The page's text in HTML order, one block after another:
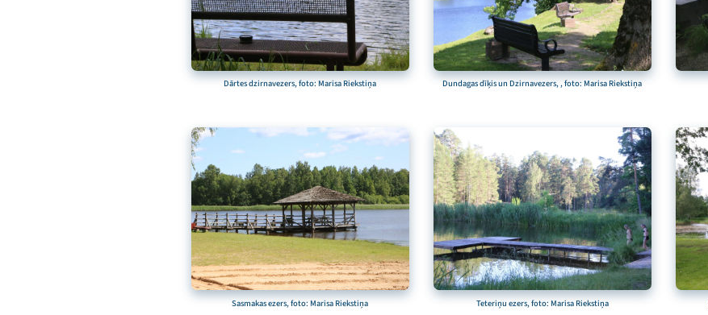
Dārtes dzirnavezers, foto: Marisa Riekstiņa Dundagas dīķis un Dzirnavezers, , foto: Marisa Riekstiņa
Sasmakas ezers, foto: Marisa Riekstiņa Teteriņu ezers, foto: Marisa Riekstiņa